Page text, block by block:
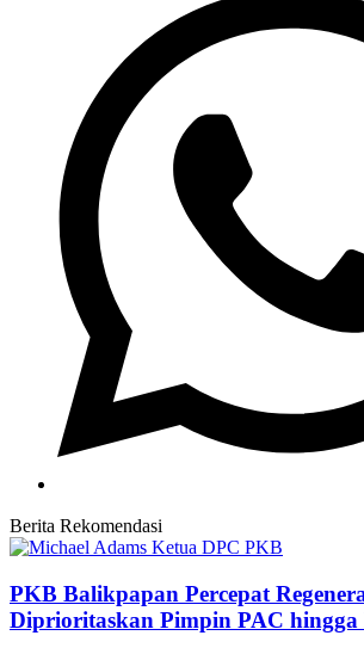
Berita Rekomendasi
PKB Balikpapan Percepat
Diprioritaskan Pimpin PAC hingga